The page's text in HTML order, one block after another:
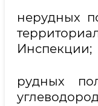
нерудных
Инспекции;
рудных